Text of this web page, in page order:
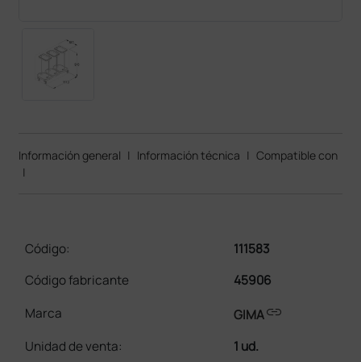
Información general | Información técnica | Compatible con
|
Código:
111583
Código fabricante
45906
Marca
GIMAlink
Unidad de venta:
1 ud.